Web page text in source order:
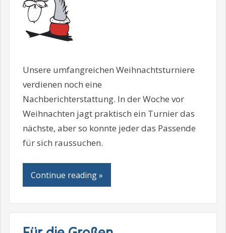
Unsere umfangreichen Weihnachtsturniere
verdienen noch eine
Nachberichterstattung. In der Woche vor
Weihnachten jagt praktisch ein Turnier das
nächste, aber so konnte jeder das Passende
für sich raussuchen.
Continue reading »